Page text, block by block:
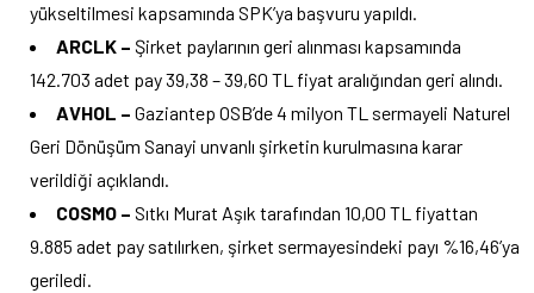
yükseltilmesi kapsamında SPK’ya başvuru yapıldı.
ARCLK – Şirket paylarının geri alınması kapsamında
142.703 adet pay 39,38 – 39,60 TL fiyat aralığından geri alındı.
AVHOL – Gaziantep OSB’de 4 milyon TL sermayeli Naturel
Geri Dönüşüm Sanayi unvanlı şirketin kurulmasına karar
verildiği açıklandı.
COSMO – Sıtkı Murat Aşık tarafından 10,00 TL fiyattan
9.885 adet pay satılırken, şirket sermayesindeki payı %16,46’ya
geriledi.